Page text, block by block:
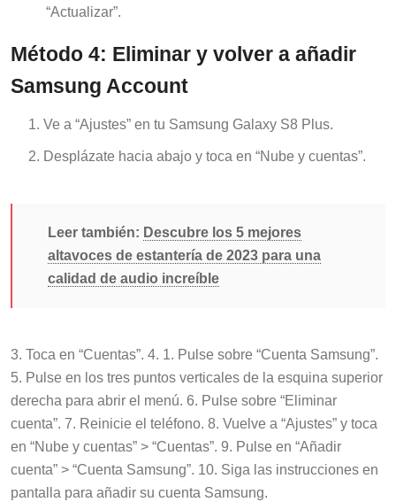
“Actualizar”.
Método 4: Eliminar y volver a añadir
Samsung Account
Ve a “Ajustes” en tu Samsung Galaxy S8 Plus.
Desplázate hacia abajo y toca en “Nube y cuentas”.
Leer también: Descubre los 5 mejores
altavoces de estantería de 2023 para una
calidad de audio increíble
3. Toca en “Cuentas”. 4. 1. Pulse sobre “Cuenta Samsung”.
5. Pulse en los tres puntos verticales de la esquina superior
derecha para abrir el menú. 6. Pulse sobre “Eliminar
cuenta”. 7. Reinicie el teléfono. 8. Vuelve a “Ajustes” y toca
en “Nube y cuentas” > “Cuentas”. 9. Pulse en “Añadir
cuenta” > “Cuenta Samsung”. 10. Siga las instrucciones en
pantalla para añadir su cuenta Samsung.